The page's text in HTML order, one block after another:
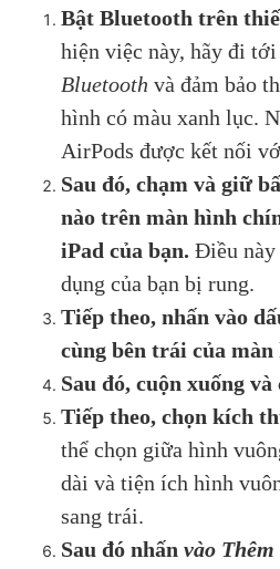
Bật Bluetooth trên
hiện việc này, hãy đi tới
Bluetooth và đảm bảo
hình có màu xanh lục.
AirPods được kết nối
Sau đó, chạm và giữ
nào trên màn hình
iPad của bạn. Điều này
dụng của bạn bị rung.
Tiếp theo, nhấn vào
cùng bên trái của màn
Sau đó, cuộn xuống và
Tiếp theo, chọn kích
thể chọn giữa hình
dài và tiện ích hình
sang trái.
Sau đó nhấn vào